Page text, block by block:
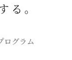
る。
ログラム